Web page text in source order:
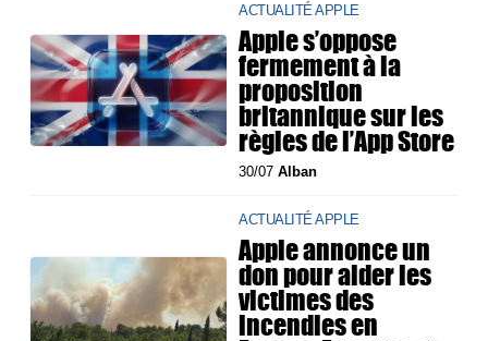
ACTUALITÉ APPLE
Apple s’oppose
fermement à la
proposition
britannique sur les
règles de l’App Store
30/07Alban
ACTUALITÉ APPLE
Apple annonce un
don pour aider les
victimes des
incendies en